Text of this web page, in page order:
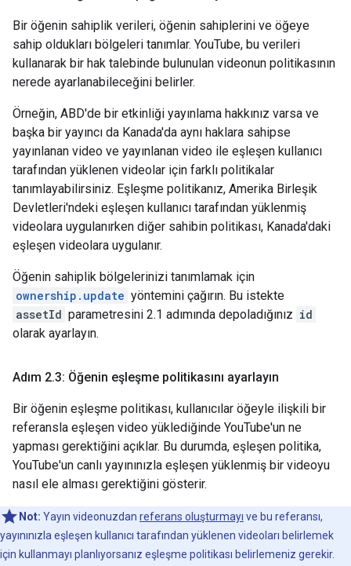
Bir öğenin sahiplik verileri, öğenin sahiplerini ve öğeye
sahip oldukları bölgeleri tanımlar. YouTube, bu verileri
kullanarak bir hak talebinde bulunulan videonun politikasının
nerede ayarlanabileceğini belirler.
Örneğin, ABD'de bir etkinliği yayınlama hakkınız varsa ve
başka bir yayıncı da Kanada'da aynı haklara sahipse
yayınlanan video ve yayınlanan video ile eşleşen kullanıcı
tarafından yüklenen videolar için farklı politikalar
tanımlayabilirsiniz. Eşleşme politikanız, Amerika Birleşik
Devletleri'ndeki eşleşen kullanıcı tarafından yüklenmiş
videolara uygulanırken diğer sahibin politikası, Kanada'daki
eşleşen videolara uygulanır.
Öğenin sahiplik bölgelerinizi tanımlamak için
ownership.update yöntemini çağırın. Bu istekte
assetId parametresini 2.1 adımında depoladığınız id
olarak ayarlayın.
Adım 2.3: Öğenin eşleşme politikasını ayarlayın
Bir öğenin eşleşme politikası, kullanıcılar öğeyle ilişkili bir
referansla eşleşen video yüklediğinde YouTube'un ne
yapması gerektiğini açıklar. Bu durumda, eşleşen politika,
YouTube'un canlı yayınınızla eşleşen yüklenmiş bir videoyu
nasıl ele alması gerektiğini gösterir.
Not: Yayın videonuzdan referans oluşturmayı ve bu referansı,
yayınınızla eşleşen kullanıcı tarafından yüklenen videoları belirlemek
için kullanmayı planlıyorsanız eşleşme politikası belirlemeniz gerekir.